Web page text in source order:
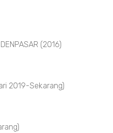
(2016)
2019-Sekarang)